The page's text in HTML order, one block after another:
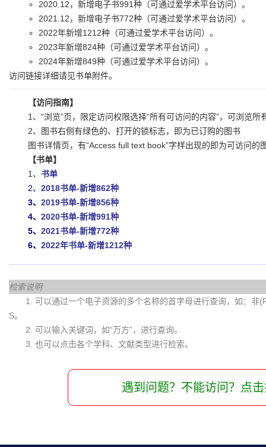
2020.12，新增电子书991种（可通过爱学术平台访问）。
2021.12，新增电子书772种（可通过爱学术平台访问）。
2022年新增1212种（可通过爱学术平台访问）。
2023年新增824种（可通过爱学术平台访问）。
2024年新增849种（可通过爱学术平台访问）。
访问链接详细请见书单附件。
【访问指南】
1、“浏览”页，限定访问权限选择“所有可访问的内容”，可浏览所
2、图书右侧有绿色的、打开的锁标志，即为已订购的图书
图书详情页，有“Access full text book”字样出现的即为可访问的
【书单】
1、书单
2、2018书单-新增862种
3、2019书单-新增856种
4、2020书单-新增991种
5、2021书单-新增772种
6、2022年书单-新增1212种
检索说明
1. 可以通过一个电子资源的多个名称的首字母进行查询，如：
S。
2. 可以输入关键词，如“万方”，进行查询。
3. 也可以点击各个学科、文献类型进行检索。
遇到问题？不能访问？点